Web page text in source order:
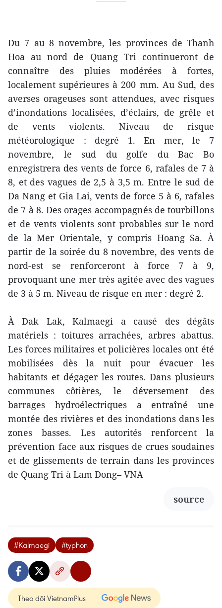
Du 7 au 8 novembre, les provinces de Thanh
Hoa au nord de Quang Tri continueront de
connaître des pluies modérées à fortes,
localement supérieures à 200 mm. Au Sud, des
averses orageuses sont attendues, avec risques
d’inondations localisées, d’éclairs, de grêle et
de vents violents. Niveau de risque
météorologique : degré 1. En mer, le 7
novembre, le sud du golfe du Bac Bo
enregistrera des vents de force 6, rafales de 7 à
8, et des vagues de 2,5 à 3,5 m. Entre le sud de
Da Nang et Gia Lai, vents de force 5 à 6, rafales
de 7 à 8. Des orages accompagnés de tourbillons
et de vents violents sont probables sur le nord
de la Mer Orientale, y compris Hoang Sa. À
partir de la soirée du 8 novembre, des vents de
nord-est se renforceront à force 7 à 9,
provoquant une mer très agitée avec des vagues
de 3 à 5 m. Niveau de risque en mer : degré 2.
À Dak Lak, Kalmaegi a causé des dégâts
matériels : toitures arrachées, arbres abattus.
Les forces militaires et policières locales ont été
mobilisées dès la nuit pour évacuer les
habitants et dégager les routes. Dans plusieurs
communes côtières, le déversement des
barrages hydroélectriques a entraîné une
montée des rivières et des inondations dans les
zones basses. Les autorités renforcent la
prévention face aux risques de crues soudaines
et de glissements de terrain dans les provinces
de Quang Tri à Lam Dong– VNA
source
#Kalmaegi #typhon
Theo dõi VietnamPlus